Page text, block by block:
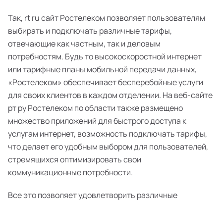
Так, rt ru сайт Ростелеком позволяет пользователям
выбирать и подключать различные тарифы,
отвечающие как частным, так и деловым
потребностям. Будь то высокоскоростной интернет
или тарифные планы мобильной передачи данных,
«Ростелеком» обеспечивает бесперебойные услуги
для своих клиентов в каждом отделении. На веб-сайте
рт ру Ростелеком по области также размещено
множество приложений для быстрого доступа к
услугам интернет, возможность подключать тарифы,
что делает его удобным выбором для пользователей,
стремящихся оптимизировать свои
коммуникационные потребности.
Все это позволяет удовлетворить различные